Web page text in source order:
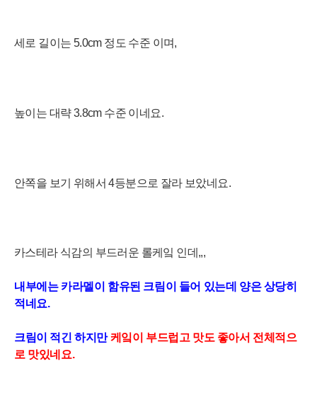
세로 길이는 5.0cm 정도 수준 이며,
높이는 대략 3.8cm 수준 이네요.
안쪽을 보기 위해서 4등분으로 잘라 보았네요.
카스테라 식감의 부드러운 롤케잌 인데,,,
내부에는 카라멜이 함유된 크림이 들어 있는데 양은 상당히
적네요.
크림이 적 긴 하지만케잌이 부드럽고 맛도 좋아서 전체적으
로 맛있네요.